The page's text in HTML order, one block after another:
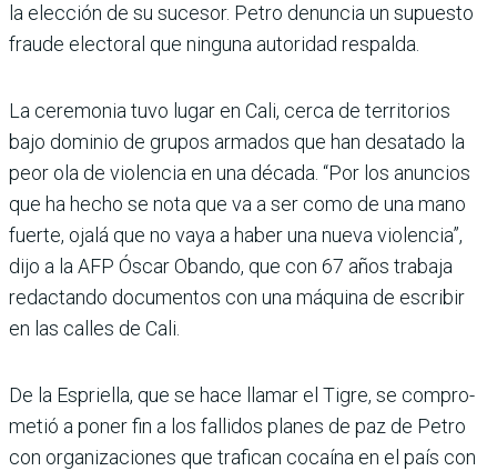
la elección de su sucesor. Petro denuncia un supuesto
fraude electoral que ninguna autoridad respalda.
La ceremonia tuvo lugar en Cali, cerca de territorios
bajo dominio de grupos armados que han desatado la
peor ola de violencia en una década. “Por los anuncios
que ha hecho se nota que va a ser como de una mano
fuerte, ojalá que no vaya a haber una nueva violencia”,
dijo a la AFP Óscar Obando, que con 67 años trabaja
redac­tando documentos con una máquina de escribir
en las calles de Cali.
De la Espriella, que se hace llamar el Tigre, se compro­
metió a poner fin a los falli­dos planes de paz de Petro
con organizaciones que tra­fican cocaína en el país con